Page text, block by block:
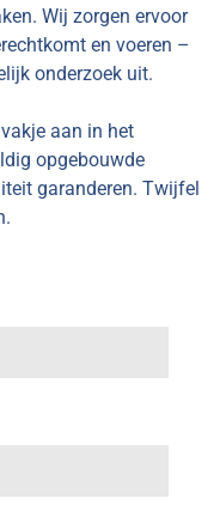
Wij zorgen ervoor
en voeren –
onderzoek uit.
aan in het
opgebouwde
garanderen. Twijfel